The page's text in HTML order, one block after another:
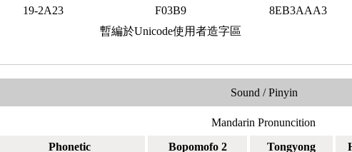
19-2A23
F03B9
暫編於Unicode使用者造字區
8EB3AAA3
Sound / Pinyin
Mandarin Pronuncition
Phonetic
Bopomofo 2 Tongyong